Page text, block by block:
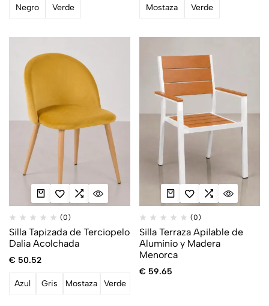
Negro Verde Mostaza Verde
(0)
Silla Tapizada de Terciopelo
Dalia Acolchada
€ 50.52
Azul Gris Mostaza Verde
(0)
Silla Terraza Apilable de
Aluminio y Madera
Menorca
€ 59.65